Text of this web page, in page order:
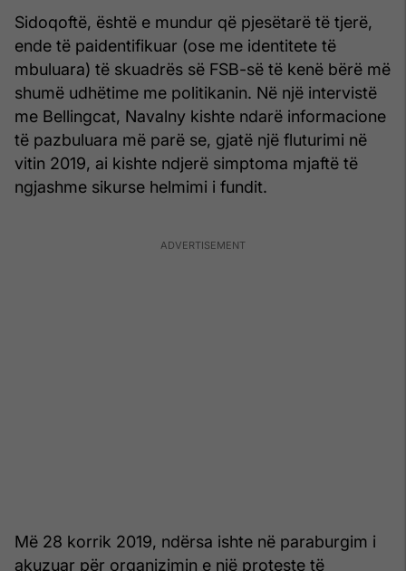
Sidoqoftë, është e mundur që pjesëtarë të tjerë,
ende të paidentifikuar (ose me identitete të
mbuluara) të skuadrës së FSB-së të kenë bërë më
shumë udhëtime me politikanin. Në një intervistë
me Bellingcat, Navalny kishte ndarë informacione
të pazbuluara më parë se, gjatë një fluturimi në
vitin 2019, ai kishte ndjerë simptoma mjaftë të
ngjashme sikurse helmimi i fundit.
Më 28 korrik 2019, ndërsa ishte në paraburgim i
akuzuar për organizimin e një proteste të